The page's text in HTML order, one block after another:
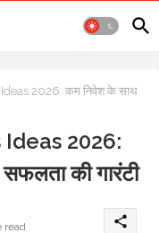
2026: कम निवेश के साथ
2026:
की गारंटी
read share